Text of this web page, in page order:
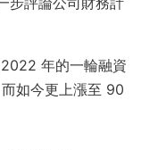
年的一輪融資
如今更上漲至 90